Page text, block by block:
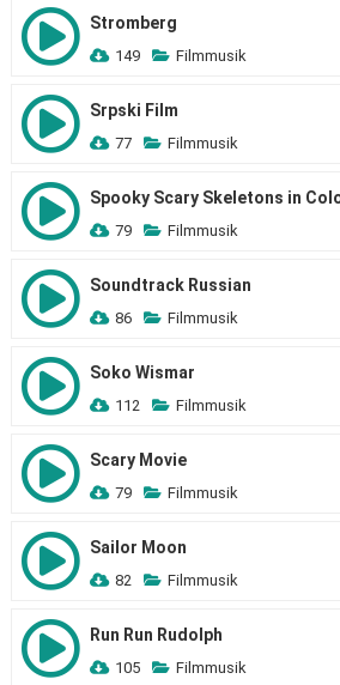
Stromberg
149 Filmmusik
Srpski Film
77 Filmmusik
Spooky Scary Skeletons in
79 Filmmusik
Soundtrack Russian
86 Filmmusik
Soko Wismar
112 Filmmusik
Scary Movie
79 Filmmusik
Sailor Moon
82 Filmmusik
Run Run Rudolph
105 Filmmusik